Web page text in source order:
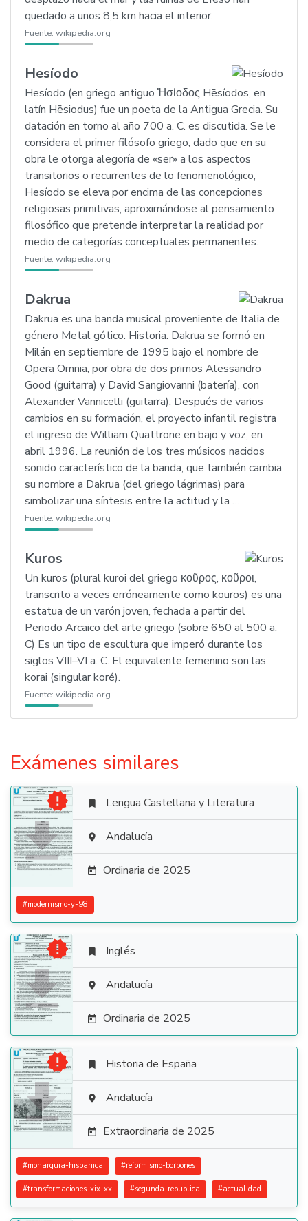
quedado a unos 8,5 km hacia el interior.
Fuente: wikipedia.org
Hesíodo
Hesíodo (en griego antiguo Ἡσίοδος Hēsíodos, en
latín Hēsiodus) fue un poeta de la Antigua Grecia. Su
datación en torno al año 700 a. C. es discutida. Se le
considera el primer filósofo griego, dado que en su
obra le otorga alegoría de «ser» a los aspectos
transitorios o recurrentes de lo fenomenológico,
Hesíodo se eleva por encima de las concepciones
religiosas primitivas, aproximándose al pensamiento
filosófico que pretende interpretar la realidad por
medio de categorías conceptuales permanentes.
Fuente: wikipedia.org
Dakrua
Dakrua es una banda musical proveniente de Italia de
género Metal gótico. Historia. Dakrua se formó en
Milán en septiembre de 1995 bajo el nombre de
Opera Omnia, por obra de dos primos Alessandro
Good (guitarra) y David Sangiovanni (batería), con
Alexander Vannicelli (guitarra). Después de varios
cambios en su formación, el proyecto infantil registra
el ingreso de William Quattrone en bajo y voz, en
abril 1996. La reunión de los tres músicos nacidos
sonido característico de la banda, que también cambia
su nombre a Dakrua (del griego lágrimas) para
simbolizar una síntesis entre la actitud y la …
Fuente: wikipedia.org
Kuros
Un kuros (plural kuroi del griego κοῦρος, κοῦροι,
transcrito a veces erróneamente como kouros) es una
estatua de un varón joven, fechada a partir del
Periodo Arcaico del arte griego (sobre 650 al 500 a.
C) Es un tipo de escultura que imperó durante los
siglos VIII–VI a. C. El equivalente femenino son las
korai (singular koré).
Fuente: wikipedia.org
Exámenes similares

  Lengua Castellana y Literatura
 Andalucía
 Ordinaria de 2025
#modernismo-y-98

  Inglés
 Andalucía
 Ordinaria de 2025

  Historia de España
 Andalucía
 Extraordinaria de 2025
#monarquia-hispanica #reformismo-borbones
#transformaciones-xix-xx #segunda-republica #actualidad